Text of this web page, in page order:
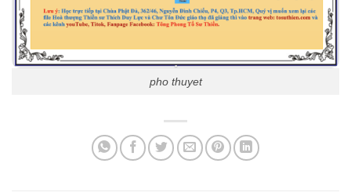
pho thuyet